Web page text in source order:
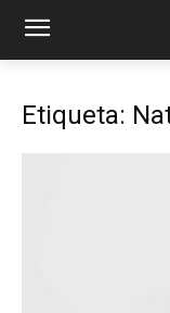
Etiqueta: